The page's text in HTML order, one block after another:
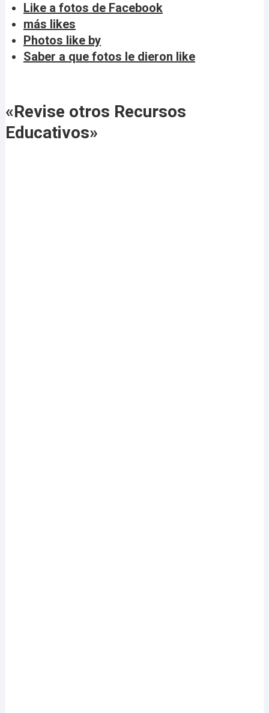
Like a fotos de Facebook
más likes
Photos like by
Saber a que fotos le dieron like
«Revise otros Recursos
Educativos»